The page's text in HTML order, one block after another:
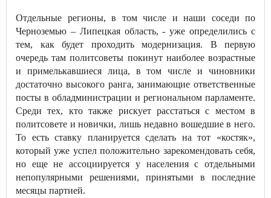
Отдельные регионы, в том числе и наши соседи по
Черноземью – Липецкая область, - уже определились с
тем, как будет проходить модернизация. В первую
очередь там политсоветы покинут наиболее возрастные
и примелькавшиеся лица, в том числе и чиновники
достаточно высокого ранга, занимающие ответственные
посты в обладминистрации и региональном парламенте.
Среди тех, кто также рискует расстаться с местом в
политсовете и новички, лишь недавно вошедшие в него.
То есть ставку планируется сделать на тот «костяк»,
который уже успел положительно зарекомендовать себя,
но еще не ассоциируется у населения с отдельными
непопулярными решениями, принятыми в последние
месяцы партией.